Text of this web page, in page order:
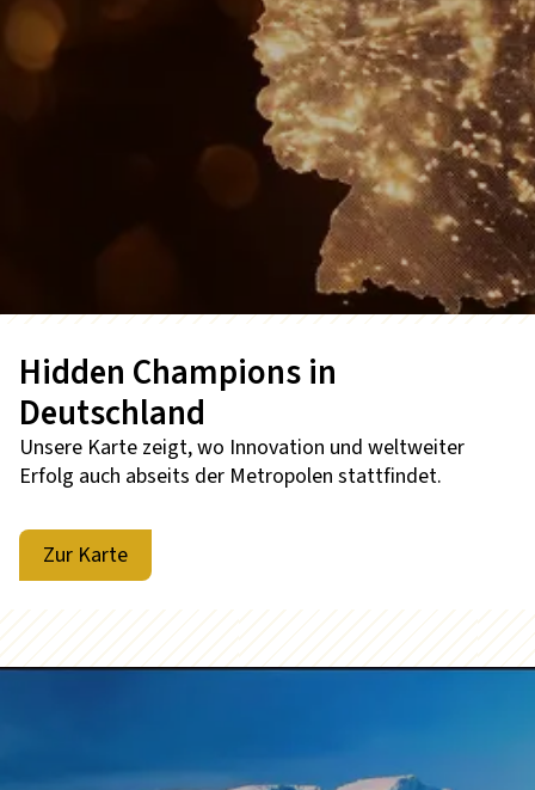
Hidden Champions in
Deutschland
Unsere Karte zeigt, wo Innovation und weltweiter
Erfolg auch abseits der Metropolen stattfindet.
Zur Karte